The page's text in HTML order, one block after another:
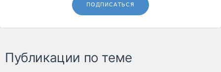
ПОДПИСАТЬСЯ
Публикации по теме